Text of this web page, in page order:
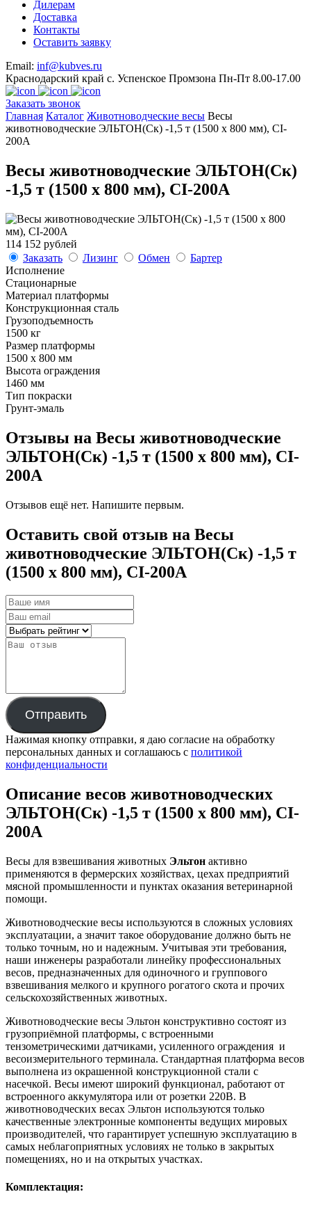
Дилерам
Доставка
Контакты
Оставить заявку
Email: inf@kubves.ru
Краснодарский край с. Успенское Промзона Пн-Пт 8.00-17.00
Заказать звонок
Главная Каталог Животноводческие весы Весы
животноводческие ЭЛЬТОН(Ск) -1,5 т (1500 х 800 мм), CI-
200A
Весы животноводческие ЭЛЬТОН(Ск)
-1,5 т (1500 х 800 мм), CI-200A
114 152 рублей
Заказать
Лизинг Обмен
Бартер
Исполнение
Стационарные
Материал платформы
Конструкционная сталь
Грузоподъемность
1500 кг
Размер платформы
1500 х 800 мм
Высота ограждения
1460 мм
Тип покраски
Грунт-эмаль
Отзывы на Весы животноводческие
ЭЛЬТОН(Ск) -1,5 т (1500 х 800 мм), CI-
200A
Отзывов ещё нет. Напишите первым.
Оставить свой отзыв на Весы
животноводческие ЭЛЬТОН(Ск) -1,5 т
(1500 х 800 мм), CI-200A
Отправить
Нажимая кнопку отправки, я даю согласие на обработку
персональных данных и соглашаюсь с политикой
конфиденциальности
Описание весов животноводческих
ЭЛЬТОН(Ск) -1,5 т (1500 х 800 мм), CI-
200A
Весы для взвешивания животных Эльтон активно
применяются в фермерских хозяйствах, цехах предприятий
мясной промышленности и пунктах оказания ветеринарной
помощи.
Животноводческие весы используются в сложных условиях
эксплуатации, а значит такое оборудование должно быть не
только точным, но и надежным. Учитывая эти требования,
наши инженеры разработали линейку профессиональных
весов, предназначенных для одиночного и группового
взвешивания мелкого и крупного рогатого скота и прочих
сельскохозяйственных животных.
Животноводческие весы Эльтон конструктивно состоят из
грузоприёмной платформы, с встроенными
тензометрическими датчиками, усиленного ограждения и
весоизмерительного терминала. Стандартная платформа весов
выполнена из окрашенной конструкционной стали с
насечкой. Весы имеют широкий функционал, работают от
встроенного аккумулятора или от розетки 220В. В
животноводческих весах Эльтон используются только
качественные электронные компоненты ведущих мировых
производителей, что гарантирует успешную эксплуатацию в
самых неблагоприятных условиях не только в закрытых
помещениях, но и на открытых участках.
Комплектация: